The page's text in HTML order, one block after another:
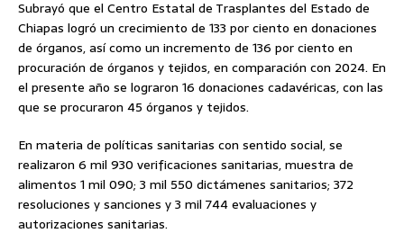
Subrayó que el Centro Estatal de Trasplantes del Estado de
Chiapas logró un crecimiento de 133 por ciento en donaciones
de órganos, así como un incremento de 136 por ciento en
procuración de órganos y tejidos, en comparación con 2024. En
el presente año se lograron 16 donaciones cadavéricas, con las
que se procuraron 45 órganos y tejidos.
En materia de políticas sanitarias con sentido social, se
realizaron 6 mil 930 verificaciones sanitarias, muestra de
alimentos 1 mil 090; 3 mil 550 dictámenes sanitarios; 372
resoluciones y sanciones y 3 mil 744 evaluaciones y
autorizaciones sanitarias.